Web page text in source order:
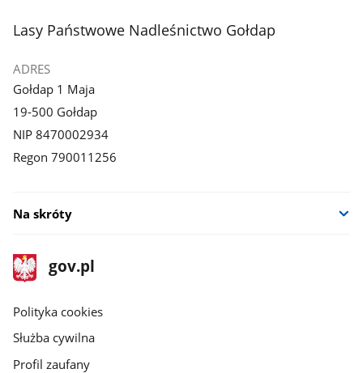
stopka
Lasy Państwowe Nadleśnictwo Gołdap
ADRES
Gołdap 1 Maja
19-500 Gołdap
NIP 8470002934
Regon 790011256
Na skróty
stopka
gov.pl
Strona
gov.pl
gov.pl
Polityka cookies
Służba cywilna
Profil zaufany